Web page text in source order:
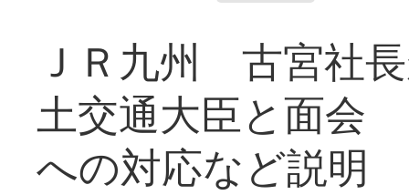
ＪＲ九州 古宮社
土交通大臣と面会
への対応など説明